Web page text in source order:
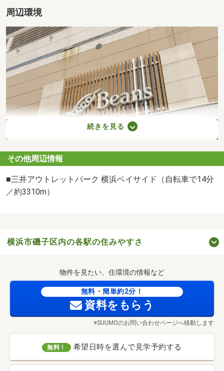
周辺環境
Beans新杉田（徒歩8分/約640m）
らびすた新杉田（徒歩9分/約710m）
続きを見る
その他周辺情報
■三井アウトレットパーク 横浜ベイサイド（自転車で14分
／約3310m）
横浜市磯子区内の各駅の住みやすさ
物件を見たい、住環境の情報など
無料・簡単約2分！
資料をもらう
※SUUMOのお問い合わせページへ移動します
無料！ 希望日時を選んで見学予約する